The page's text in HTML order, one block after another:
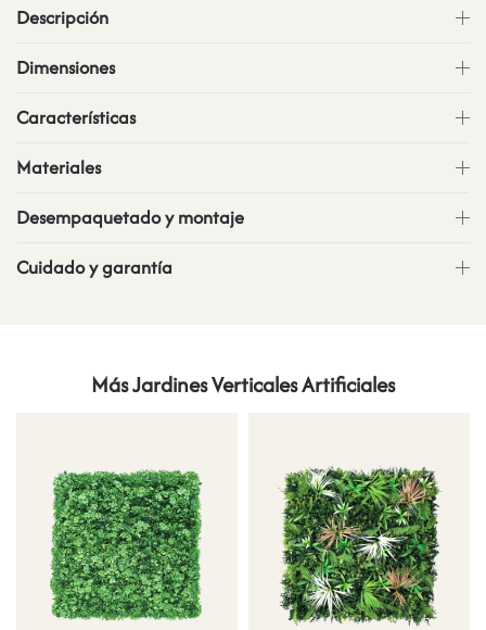
Descripción
Dimensiones
Características
Materiales
Desempaquetado y montaje
Cuidado y garantía
Más Jardines Verticales Artificiales